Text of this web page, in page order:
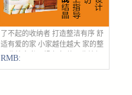
立即购买
了不起的收纳者 打造整洁有序 舒
适有爱的家 小家越住越大 家的整
理收纳全书理想之家 整理收纳师
RMB: